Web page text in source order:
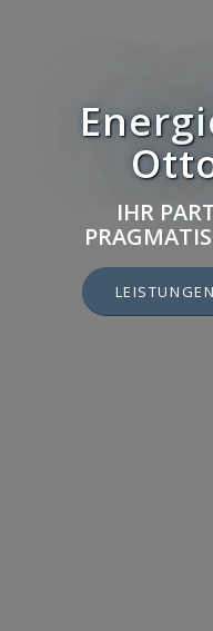
IHR
LEISTUNGEN